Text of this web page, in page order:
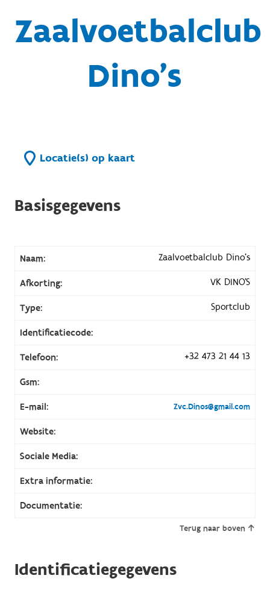
Zaalvoetbalclub
Dino's
Locatie(s) op kaart
Basisgegevens
Naam: Zaalvoetbalclub Dino's
Afkorting: VK DINO'S
Type: Sportclub
Identificatiecode:
Telefoon: +32 473 21 44 13
Gsm:
E-mail: Zvc.Dinos@gmail.com
Website:
Sociale Media:
Extra informatie:
Documentatie:
Terug naar boven
Identificatiegegevens